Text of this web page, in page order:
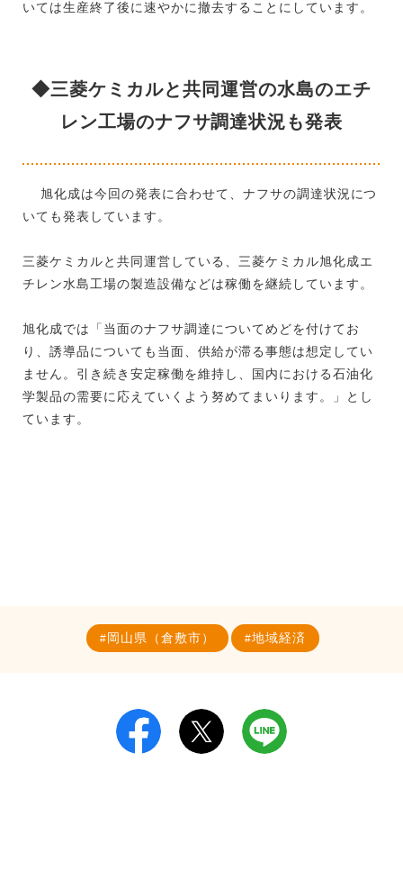
いては生産終了後に速やかに撤去することにしています。
◆三菱ケミカルと共同運営の水島のエチ
レン工場のナフサ調達状況も発表
旭化成は今回の発表に合わせて、ナフサの調達状況につ
いても発表しています。
三菱ケミカルと共同運営している、三菱ケミカル旭化成エ
チレン水島工場の製造設備などは稼働を継続しています。
旭化成では「当面のナフサ調達についてめどを付けてお
り、誘導品についても当面、供給が滞る事態は想定してい
ません。引き続き安定稼働を維持し、国内における石油化
学製品の需要に応えていくよう努めてまいります。」とし
ています。
岡山県（倉敷市） 地域経済